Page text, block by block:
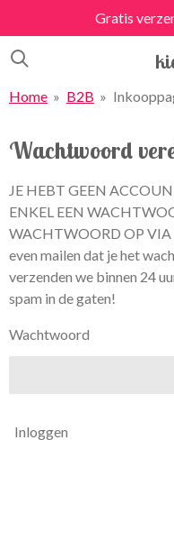
direct
naar
hoofdinhoud
Gratis
Home » B2B »
Wachtwoord
JE HEBT GEEN
ENKEL EEN
WACHTWOORD OP VIA
even mailen dat je het
verzenden we binnen 24
spam in de gaten!
Wachtwoord
Inloggen